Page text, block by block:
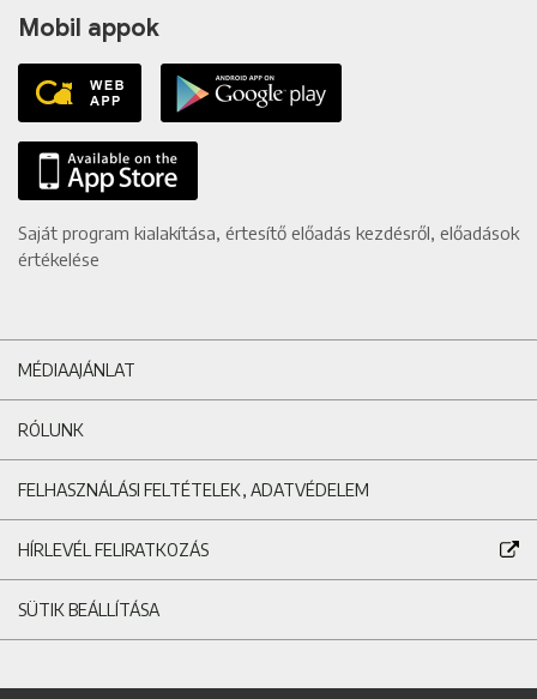
Mobil appok
Saját program kialakítása, értesítő előadás kezdésről, előadások
értékelése
MÉDIAAJÁNLAT
RÓLUNK
FELHASZNÁLÁSI FELTÉTELEK, ADATVÉDELEM
HÍRLEVÉL FELIRATKOZÁS
SÜTIK BEÁLLÍTÁSA